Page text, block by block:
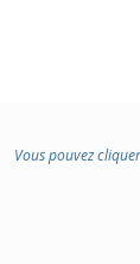
Vous pouvez